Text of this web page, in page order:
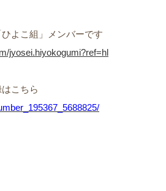
よこ組」メンバーです
jyosei.hiyokogumi?ref=hl
こちら